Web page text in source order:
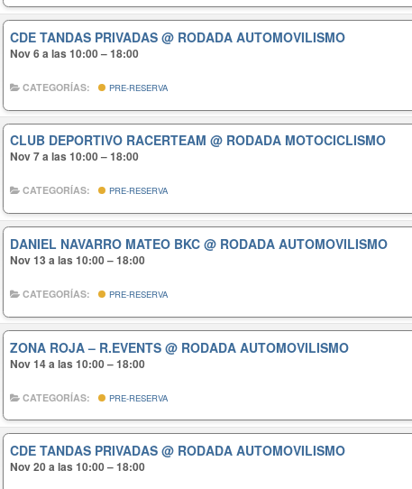
CDE TANDAS PRIVADAS@ RODADA AUTOMOVILISMO
Nov 6 a las 10:00 – 18:00
CATEGORÍAS: PRE-RESERVA
CLUB DEPORTIVO RACERTEAM@ RODADA MOTOCICLISMO
Nov 7 a las 10:00 – 18:00
CATEGORÍAS: PRE-RESERVA
DANIEL NAVARRO MATEO BKC@ RODADA AUTOMOVILISMO
Nov 13 a las 10:00 – 18:00
CATEGORÍAS: PRE-RESERVA
ZONA ROJA – R.EVENTS@ RODADA AUTOMOVILISMO
Nov 14 a las 10:00 – 18:00
CATEGORÍAS: PRE-RESERVA
CDE TANDAS PRIVADAS@ RODADA AUTOMOVILISMO
Nov 20 a las 10:00 – 18:00